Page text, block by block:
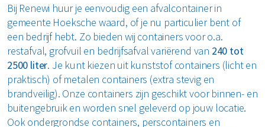
Bij Renewi huur je eenvoudig een afvalcontainer in
gemeente Hoeksche waard, of je nu particulier bent of
een bedrijf hebt. Zo bieden wij containers voor o.a.
restafval, grofvuil en bedrijfsafval variërend van 240 tot
2500 liter. Je kunt kiezen uit kunststof containers (licht en
praktisch) of metalen containers (extra stevig en
brandveilig). Onze containers zijn geschikt voor binnen- en
buitengebruik en worden snel geleverd op jouw locatie.
Ook ondergrondse containers, perscontainers en